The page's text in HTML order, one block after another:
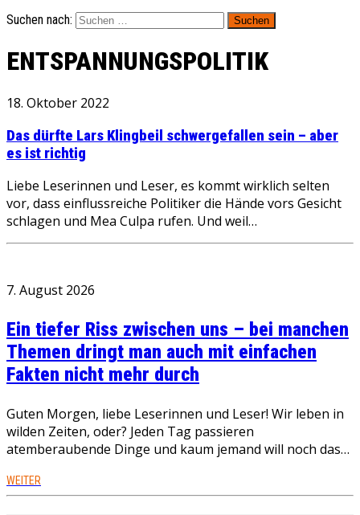
Suchen nach:
ENTSPANNUNGSPOLITIK
18. Oktober 2022
Das dürfte Lars Klingbeil schwergefallen sein – aber
es ist richtig
Liebe Leserinnen und Leser, es kommt wirklich selten
vor, dass einflussreiche Politiker die Hände vors Gesicht
schlagen und Mea Culpa rufen. Und weil…
7. August 2026
Ein tiefer Riss zwischen uns – bei manchen
Themen dringt man auch mit einfachen
Fakten nicht mehr durch
Guten Morgen, liebe Leserinnen und Leser! Wir leben in
wilden Zeiten, oder? Jeden Tag passieren
atemberaubende Dinge und kaum jemand will noch das…
WEITER